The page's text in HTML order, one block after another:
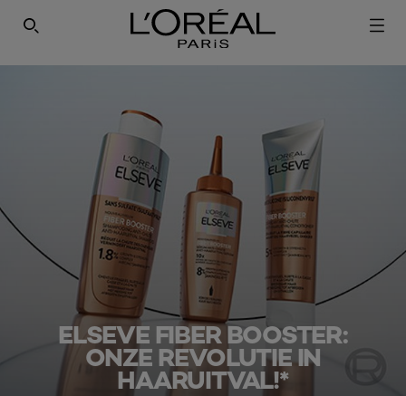
SEARCH THIS SITE
ELSEVE FIBER BOOSTER:
ONZE REVOLUTIE IN
HAARUITVAL!*